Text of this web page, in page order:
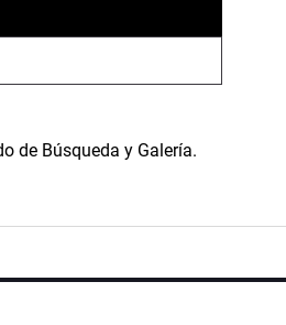
de Búsqueda y Galería.